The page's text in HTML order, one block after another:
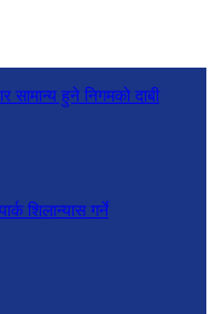
सामान्य हुने निगमको दाबी
शिलान्यास गर्ने